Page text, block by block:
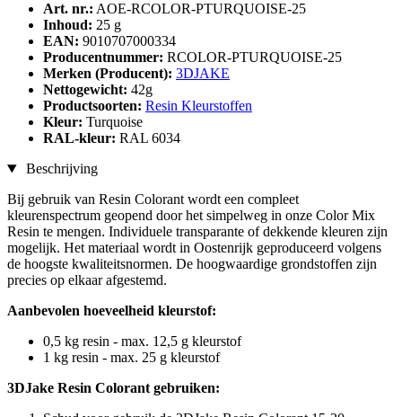
Art. nr.: AOE-RCOLOR-PTURQUOISE-25
Inhoud: 25 g
EAN: 9010707000334
Producentnummer: RCOLOR-PTURQUOISE-25
Merken (Producent): 3DJAKE
Nettogewicht: 42g
Productsoorten: Resin Kleurstoffen
Kleur: Turquoise
RAL-kleur: RAL 6034
Beschrijving
Bij gebruik van Resin Colorant wordt een compleet
kleurenspectrum geopend door het simpelweg in onze Color Mix
Resin te mengen. Individuele transparante of dekkende kleuren zijn
mogelijk. Het materiaal wordt in Oostenrijk geproduceerd volgens
de hoogste kwaliteitsnormen. De hoogwaardige grondstoffen zijn
precies op elkaar afgestemd.
Aanbevolen hoeveelheid kleurstof:
0,5 kg resin - max. 12,5 g kleurstof
1 kg resin - max. 25 g kleurstof
3DJake Resin Colorant gebruiken: